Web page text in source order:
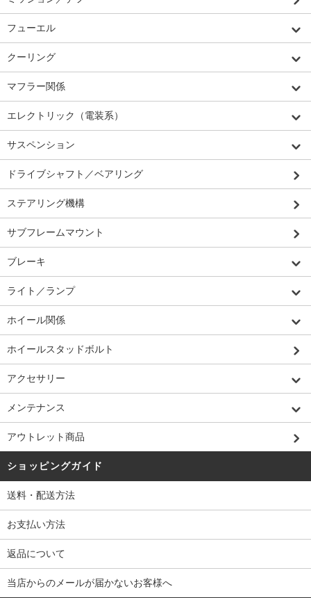
フューエル
クーリング
マフラー関係
エレクトリック（電装系）
サスペンション
ドライブシャフト／ベアリング
ステアリング機構
サブフレームマウント
ブレーキ
ライト／ランプ
ホイール関係
ホイールスタッドボルト
アクセサリー
メンテナンス
アウトレット商品
ショッピングガイド
送料・配送方法
お支払い方法
返品について
当店からのメールが届かないお客様へ